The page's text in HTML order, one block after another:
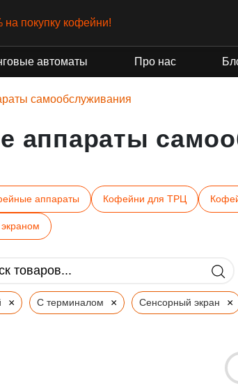
государства
автоматы Про нас
самообслуживания
аппараты
аппараты Кофейни для ТРЦ
× С терминалом × Сенсорный экран ×